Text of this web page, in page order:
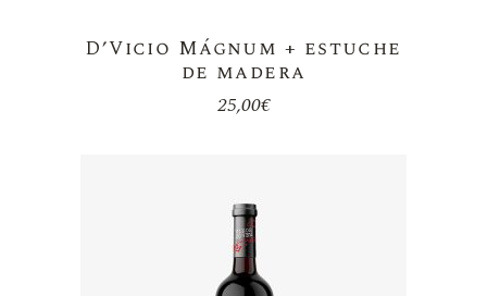
D’Vicio Mágnum + estuche
de madera
25,00€